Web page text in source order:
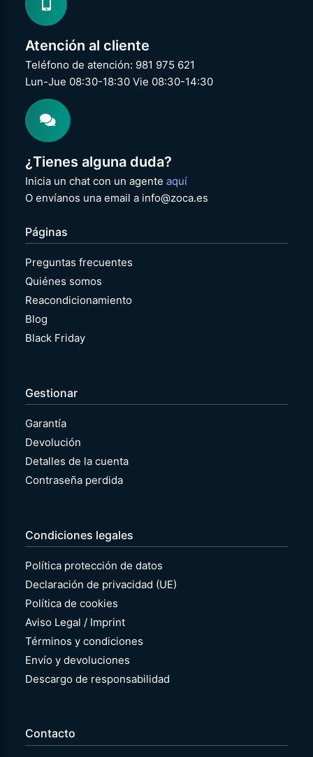
Atención al cliente
Teléfono de atención: 981 975 621
Lun-Jue 08:30-18:30 Vie 08:30-14:30
¿Tienes alguna duda?
Inicia un chat con un agenteaquí
O envíanos una email a info@zoca.es
Páginas
Preguntas frecuentes
Quiénes somos
Reacondicionamiento
Blog
Black Friday
Gestionar
Garantía
Devolución
Detalles de la cuenta
Contraseña perdida
Condiciones legales
Política protección de datos
Declaración de privacidad (UE)
Política de cookies
Aviso Legal / Imprint
Términos y condiciones
Envío y devoluciones
Descargo de responsabilidad
Contacto